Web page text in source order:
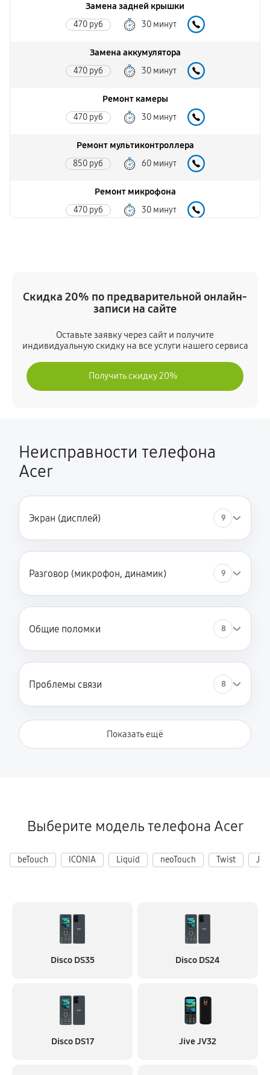
Замена задней крышки
470 руб 30 минут
Замена аккумулятора
470 руб 30 минут
Ремонт камеры
470 руб 30 минут
Ремонт мультиконтроллера
850 руб 60 минут
Ремонт микрофона
470 руб 30 минут
430 руб 60 минут
Замена разъема питания
750 руб 45 минут
Комплексная чистка
1870 руб 60 минут
Замена Wi-Fi
380 руб
510 руб 60 минут
Ремонт сим лотка
1020 руб 60 минут
Скидка 20% по предварительной онлайн-
записи на сайте
Оставьте заявку через сайт и получите
индивидуальную скидку на все услуги нашего сервиса
Получить скидку 20%
Неисправности телефона
Acer
Экран (дисплей) 9
Разговор (микрофон, динамик) 9
Общие поломки 8
Проблемы связи 8
Показать ещё
Выберите модель телефона Acer
beTouch ICONIA Liquid neoTouch Twist Jive
Disco DS35 Disco DS24
Disco DS17 Jive JV32